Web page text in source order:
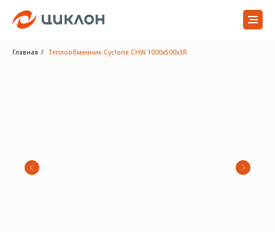
Главная / Теплообменник Cyclone CHW 1000x500x3R